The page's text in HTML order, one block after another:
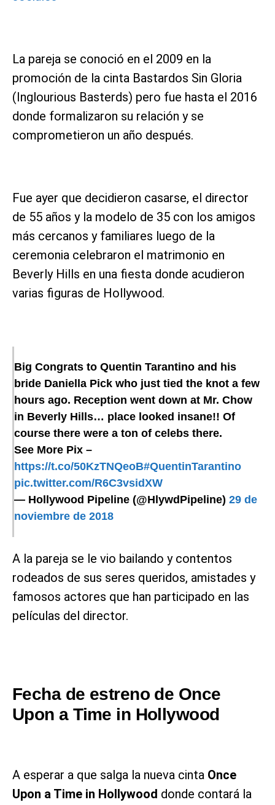
La pareja se conoció en el 2009 en la
promoción de la cinta Bastardos Sin Gloria
(Inglourious Basterds) pero fue hasta el 2016
donde formalizaron su relación y se
comprometieron un año después.
Fue ayer que decidieron casarse, el director
de 55 años y la modelo de 35 con los amigos
más cercanos y familiares luego de la
ceremonia celebraron el matrimonio en
Beverly Hills en una fiesta donde acudieron
varias figuras de Hollywood.
Big Congrats to Quentin Tarantino and his
bride Daniella Pick who just tied the knot a few
hours ago. Reception went down at Mr. Chow
in Beverly Hills… place looked insane!! Of
course there were a ton of celebs there.
See More Pix –
https://t.co/50KzTNQeoB#QuentinTarantino
pic.twitter.com/R6C3vsidXW
— Hollywood Pipeline (@HlywdPipeline) 29 de
noviembre de 2018
A la pareja se le vio bailando y contentos
rodeados de sus seres queridos, amistades y
famosos actores que han participado en las
películas del director.
Fecha de estreno de Once
Upon a Time in Hollywood
A esperar a que salga la nueva cinta Once
Upon a Time in Hollywood donde contará la